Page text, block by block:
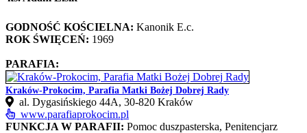
GODNOŚĆ KOŚCIELNA: Kanonik E.c.
ROK ŚWIĘCEŃ: 1969
PARAFIA:
Kraków-Prokocim, Parafia Matki Bożej Dobrej Rady
al. Dygasińskiego 44A, 30-820 Kraków
www.parafiaprokocim.pl
FUNKCJA W PARAFII: Pomoc duszpasterska, Penitencjarz